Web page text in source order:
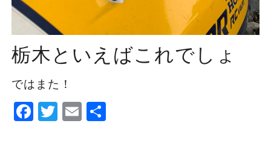
栃木といえばこれでしょ
ではまた！
Facebook
Twitter
EmailShare